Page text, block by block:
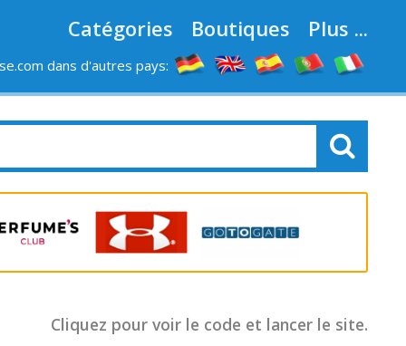
Catégories Boutiques Plus ...
dans d'autres pays:
MAGASINS
Cliquez pour voir le code et lancer le site.